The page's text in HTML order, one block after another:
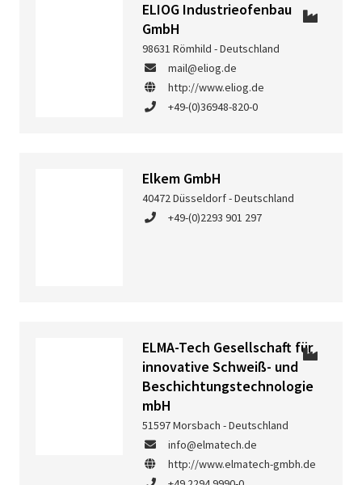
ELIOG Industrieofenbau
GmbH
98631 Römhild - Deutschland
mail@eliog.de
http://www.eliog.de
+49-(0)36948-820-0
Elkem GmbH
40472 Düsseldorf - Deutschland
+49-(0)2293 901 297
ELMA-Tech Gesellschaft für
innovative Schweiß- und
Beschichtungstechnologie
mbH
51597 Morsbach - Deutschland
info@elmatech.de
http://www.elmatech-gmbh.de